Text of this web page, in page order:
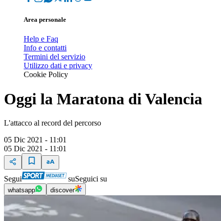
Area personale
Help e Faq
Info e contatti
Termini del servizio
Utilizzo dati e privacy
Cookie Policy
Oggi la Maratona di Valencia
L'attacco al record del percorso
05 Dic 2021 - 11:01
05 Dic 2021 - 11:01
Segui suSeguici su
whatsapp discover